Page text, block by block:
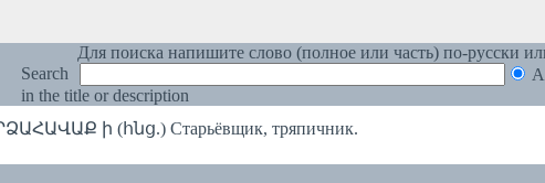
Для поиска напишите слово (полное или часть) по-русски
Search
in the title or description
ի (հնց.) Старьёвщик, тряпичник.